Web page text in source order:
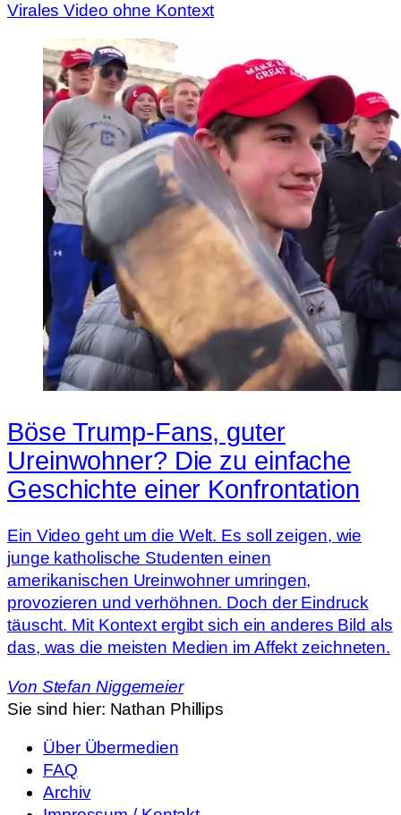
Virales Video ohne Kontext
Böse Trump-Fans, guter
Ureinwohner? Die zu einfache
Geschichte einer Konfrontation
Ein Video geht um die Welt. Es soll zeigen, wie
junge katholische Studenten einen
amerikanischen Ureinwohner umringen,
provozieren und verhöhnen. Doch der Eindruck
täuscht. Mit Kontext ergibt sich ein anderes Bild als
das, was die meisten Medien im Affekt zeichneten.
Von Stefan Niggemeier
Sie sind hier: Nathan Phillips
Über Übermedien
FAQ
Archiv